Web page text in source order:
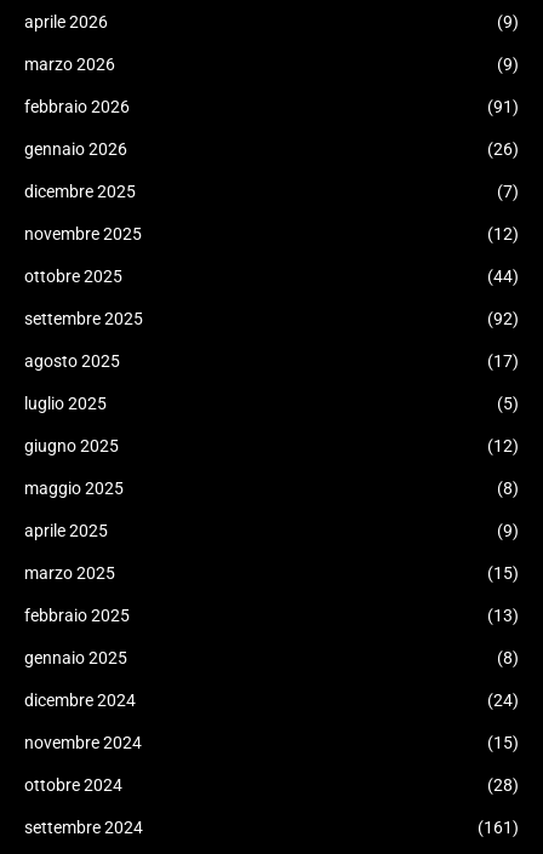
aprile 2026 (9)
marzo 2026 (9)
febbraio 2026 (91)
gennaio 2026 (26)
dicembre 2025 (7)
novembre 2025 (12)
ottobre 2025 (44)
settembre 2025 (92)
agosto 2025 (17)
luglio 2025 (5)
giugno 2025 (12)
maggio 2025 (8)
aprile 2025 (9)
marzo 2025 (15)
febbraio 2025 (13)
gennaio 2025 (8)
dicembre 2024 (24)
novembre 2024 (15)
ottobre 2024 (28)
settembre 2024 (161)